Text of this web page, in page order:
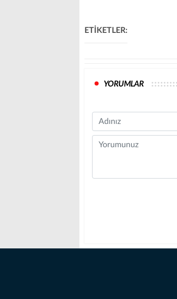
ETİKETLER:
YORUMLAR
Name
Comment